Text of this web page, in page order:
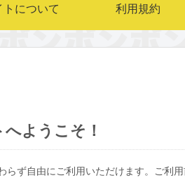
トについて 利用規約
ようこそ！
ず自由にご利用いただけます。ご利